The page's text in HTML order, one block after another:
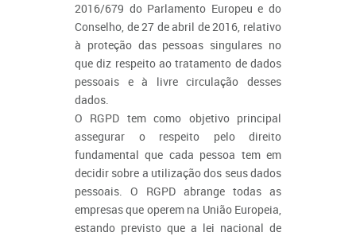
2016/679 do Parlamento Europeu e do
Conselho, de 27 de abril de 2016, relativo
à proteção das pessoas singulares no
que diz respeito ao tratamento de dados
pessoais e à livre circulação desses
dados.
O RGPD tem como objetivo principal
assegurar o respeito pelo direito
fundamental que cada pessoa tem em
decidir sobre a utilização dos seus dados
pessoais. O RGPD abrange todas as
empresas que operem na União Europeia,
estando previsto que a lei nacional de